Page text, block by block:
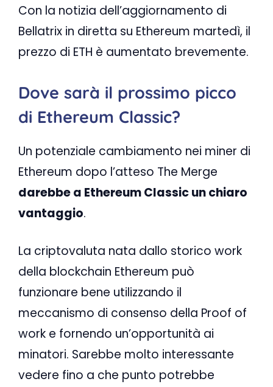
Con la notizia dell’aggiornamento di
Bellatrix in diretta su Ethereum martedì, il
prezzo di ETH è aumentato brevemente.
Dove sarà il prossimo picco
di Ethereum Classic?
Un potenziale cambiamento nei miner di
Ethereum dopo l’atteso The Merge
darebbe a Ethereum Classic un chiaro
vantaggio.
La criptovaluta nata dallo storico work
della blockchain Ethereum può
funzionare bene utilizzando il
meccanismo di consenso della Proof of
work e fornendo un’opportunità ai
minatori. Sarebbe molto interessante
vedere fino a che punto potrebbe